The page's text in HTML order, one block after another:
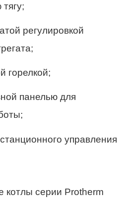
регулировкой
горелкой;
панелью для
управления
котлы серии Protherm